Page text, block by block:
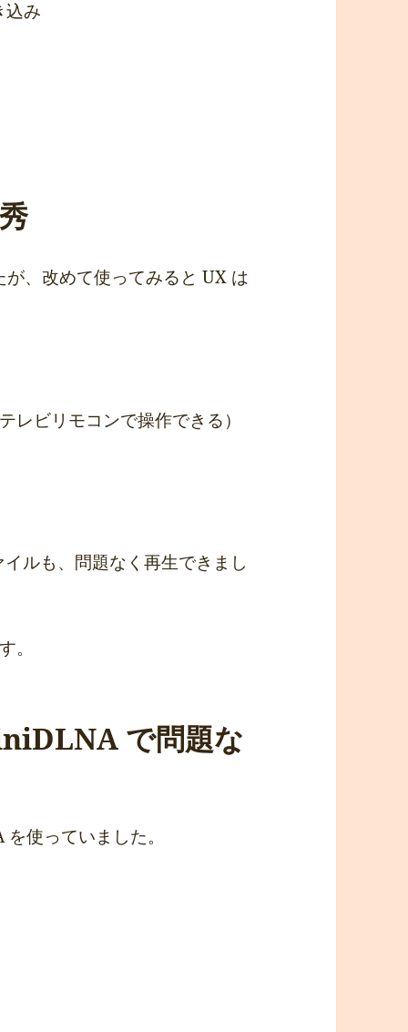
み
、改めて使ってみると UX は
レビリモコンで操作できる）
ルも、問題なく再生できまし
。
で問題な
使っていました。